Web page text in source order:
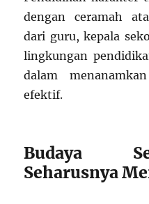
dengan ceramah
dari guru, kepala
lingkungan
dalam
efektif.
Budaya
Seharusnya